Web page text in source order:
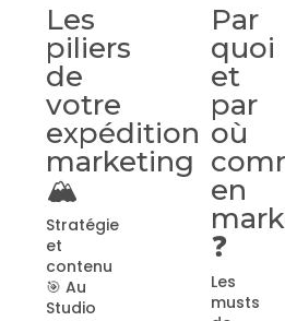
Par
quoi
et
par
où
commencer
en
marketing
❓
Les
musts
360 :
notre
sur
Pourquoi